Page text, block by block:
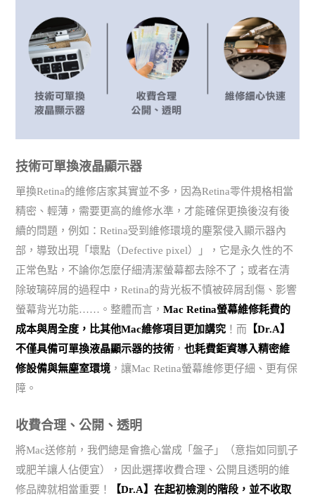
技術可單換液晶顯示器
單換Retina的維修店家其實並不多，因為Retina零件規格相當
精密、輕薄，需要更高的維修水準，才能確保更換後沒有後
續的問題，例如：Retina受到維修環境的塵絮侵入顯示器內
部，導致出現「壞點（Defective pixel）」，它是永久性的不
正常色點，不論你怎麼仔細清潔螢幕都去除不了；或者在清
除玻璃碎屑的過程中，Retina的背光板不慎被碎屑刮傷、影響
螢幕背光功能……。整體而言，Mac Retina螢幕維修耗費的
成本與周全度，比其他Mac維修項目更加講究 ！而 【Dr.A】
不僅具備可單換液晶顯示器的技術 ，也耗費鉅資導入精密維
修設備與無塵室環境 ，讓Mac Retina螢幕維修更仔細、更有保
障。
收費合理、公開、透明
將Mac送修前，我們總是會擔心當成「盤子」（意指如同凱子
或肥羊讓人佔便宜），因此選擇收費合理、公開且透明的維
修品牌就相當重要！
【Dr.A】在起初檢測的階段，並不收取